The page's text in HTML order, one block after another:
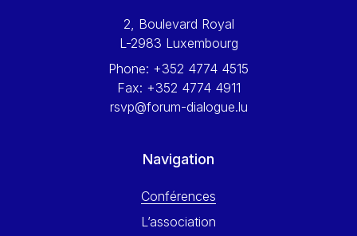
Wolfgang Ketterle
Yossi Beillin
Yves FRANCHET
2, Boulevard Royal
L-2983 Luxembourg
Phone: +352 4774 4515
Fax: +352 4774 4911
rsvp@forum-dialogue.lu
Navigation
Conférences
L’association